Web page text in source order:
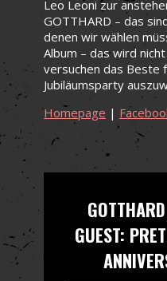
Leo Leoni zur
GOTTHARD – das
denen wir wählen
Album – das wird
versuchen das Beste
Jubiläumsparty
Homepage |
GUEST: